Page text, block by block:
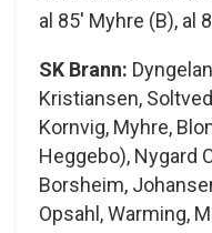
al 85′ Myhre (B), al
SK Brann:
Kristiansen,
Kornvig, Myhre,
Heggebo), Nygard
Borsheim,
Opsahl, Warming,